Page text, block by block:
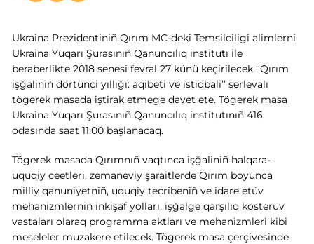
Ukraina Prezidentiniñ Qırım MC-deki Temsilciligi alimlerni
Ukraina Yuqarı Şurasınıñ Qanuncılıq institutı ile
beraberlikte 2018 senesi fevral 27 künü keçirilecek ‘‘Qırım
işğaliniñ dörtünci yıllığı: aqibeti ve istiqbali’’ serlevalı
tögerek masada iştirak etmege davet ete. Tögerek masa
Ukraina Yuqarı Şurasınıñ Qanuncılıq institutınıñ 416
odasında saat 11:00 başlanacaq.
Tögerek masada Qırımnıñ vaqtınca işğaliniñ halqara-
uquqiy ceetleri, zemaneviy şaraitlerde Qırım boyunca
milliy qanuniyetniñ, uquqiy tecribeniñ ve idare etüv
mehanizmlerniñ inkişaf yolları, işğalge qarşılıq kösterüv
vastaları olaraq programma aktları ve mehanizmleri kibi
meseleler muzakere etilecek. Tögerek masa çerçivesinde